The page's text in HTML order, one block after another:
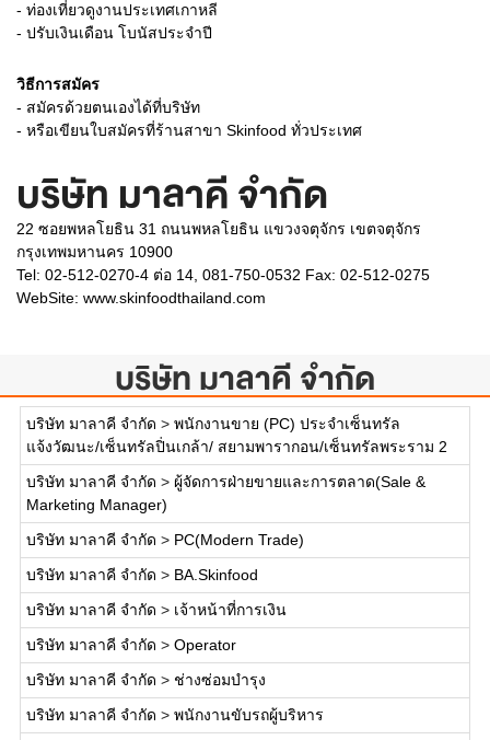
- ท่องเที่ยวดูงานประเทศเกาหลี
- ปรับเงินเดือน โบนัสประจำปี
วิธีการสมัคร
- สมัครด้วยตนเองได้ที่บริษัท
- หรือเขียนใบสมัครที่ร้านสาขา Skinfood ทั่วประเทศ
บริษัท มาลาคี จำกัด
22 ซอยพหลโยธิน 31 ถนนพหลโยธิน แขวงจตุจักร เขตจตุจักร
กรุงเทพมหานคร 10900
Tel: 02-512-0270-4 ต่อ 14, 081-750-0532 Fax: 02-512-0275
WebSite: www.skinfoodthailand.com
บริษัท มาลาคี จำกัด
บริษัท มาลาคี จำกัด > พนักงานขาย (PC) ประจำเซ็นทรัล
แจ้งวัฒนะ/เซ็นทรัลปิ่นเกล้า/ สยามพารากอน/เซ็นทรัลพระราม 2
บริษัท มาลาคี จำกัด > ผู้จัดการฝ่ายขายและการตลาด(Sale &
Marketing Manager)
บริษัท มาลาคี จำกัด > PC(Modern Trade)
บริษัท มาลาคี จำกัด > BA.Skinfood
บริษัท มาลาคี จำกัด > เจ้าหน้าที่การเงิน
บริษัท มาลาคี จำกัด > Operator
บริษัท มาลาคี จำกัด > ช่างซ่อมบำรุง
บริษัท มาลาคี จำกัด > พนักงานขับรถผู้บริหาร